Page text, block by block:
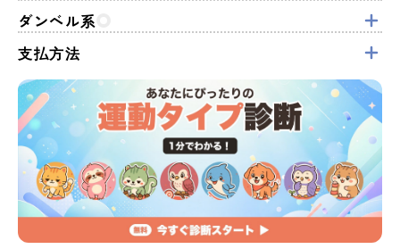
ダンベル系
支払方法